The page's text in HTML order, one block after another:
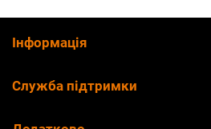
Інформація
Служба підтримки